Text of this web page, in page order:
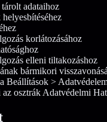
adataihoz
korlátozásához
elleni tiltakozáshoz
bármikori
Beállítások >
az osztrák Adatvédelmi